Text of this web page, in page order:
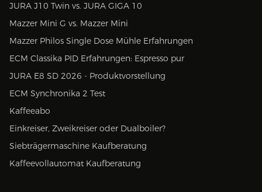
JURA J10 Twin vs. JURA GIGA 10
Mazzer Mini G vs. Mazzer Mini
Mazzer Philos Single Dose Mühle Erfahrungen
ECM Classika PID Erfahrungen: Espresso pur
JURA E8 SD 2026 - Produktvorstellung
ECM Synchronika 2 Test
Kaffeeabo
Einkreiser, Zweikreiser oder Dualboiler?
Siebträgermaschine Kaufberatung
Kaffeevollautomat Kaufberatung